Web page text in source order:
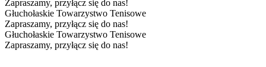
Zapraszamy, przyłącz się do nas!
Głuchołaskie Towarzystwo Tenisowe
Zapraszamy, przyłącz się do nas!
Głuchołaskie Towarzystwo Tenisowe
Zapraszamy, przyłącz się do nas!